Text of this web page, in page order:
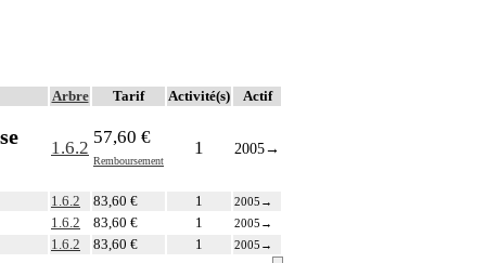
Arbre Tarif Activité(s) Actif
1.6.2
57,60 €
Remboursement
1 2005→
1.6.2 83,60 € 1 2005 →
1.6.2 83,60 € 1 2005 →
1.6.2 83,60 € 1 2005 →